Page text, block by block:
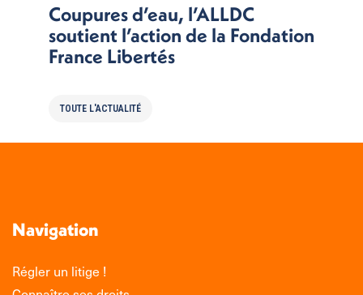
Coupures d’eau, l’ALLDC
soutient l’action de la Fondation
France Libertés
TOUTE L'ACTUALITÉ
Navigation
Régler un litige !